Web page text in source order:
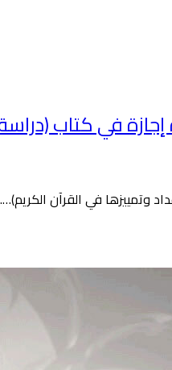
كتاب (دراسة
وتمييزها في القرآن